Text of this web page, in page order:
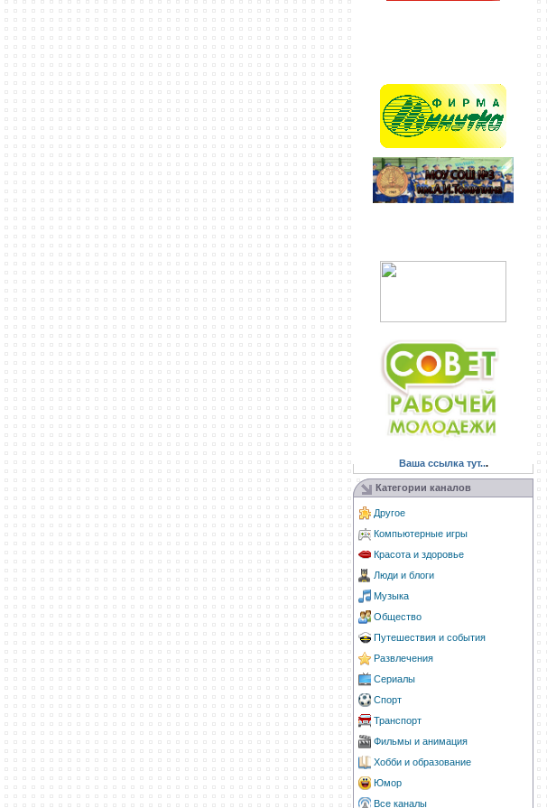
Ваша ссылка тут...
Категории каналов
Другое
Компьютерные игры
Красота и здоровье
Люди и блоги
Музыка
Общество
Путешествия и события
Развлечения
Сериалы
Спорт
Транспорт
Фильмы и анимация
Хобби и образование
Юмор
Все каналы